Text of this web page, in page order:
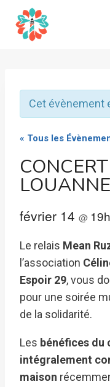
contenu
Cet évènement
« Tous les
février 14 @
Le relais Mean
l’association
Espoir 29, vous
pour une soirée
de la solidarité.
Les bénéfices
intégralement
maison